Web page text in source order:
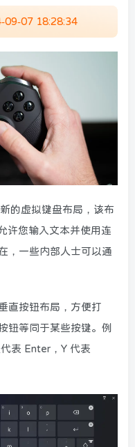
09-07 18:28:34
的虚拟键盘布局，该布
许您输入文本并使用连
，一些内部人士可以通
直按钮布局，方便打
钮等同于某些按键。例
表 Enter，Y 代表